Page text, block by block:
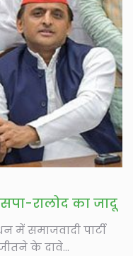
रालोद का जादू
समाजवादी पार्टी
के दावे...